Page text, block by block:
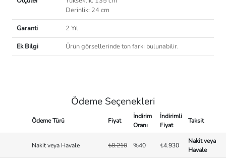
Derinlik: 24 cm
Garanti
2 Yıl
Ek Bilgi
Ürün görsellerinde ton farkı bulunabilir.
Ödeme Seçenekleri
Ödeme Türü Fiyat
İndirim
Oranı
İndirimli
Fiyat
Taksit
Nakit veya Havale ₺8.210 %40 ₺4.930
Nakit veya
Havale